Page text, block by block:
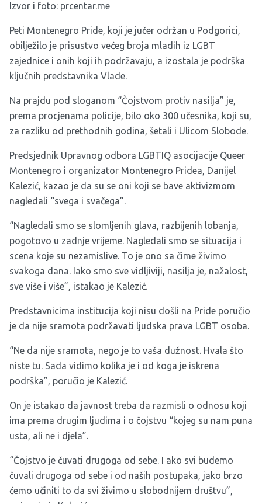
Izvor i foto: prcentar.me
Peti Montenegro Pride, koji je jučer održan u Podgorici,
obilježilo je prisustvo većeg broja mladih iz LGBT
zajednice i onih koji ih podržavaju, a izostala je podrška
ključnih predstavnika Vlade.
Na prajdu pod sloganom “Čojstvom protiv nasilja” je,
prema procjenama policije, bilo oko 300 učesnika, koji su,
za razliku od prethodnih godina, šetali i Ulicom Slobode.
Predsjednik Upravnog odbora LGBTIQ asocijacije Queer
Montenegro i organizator Montenegro Pridea, Danijel
Kalezić, kazao je da su se oni koji se bave aktivizmom
nagledali “svega i svačega”.
“Nagledali smo se slomljenih glava, razbijenih lobanja,
pogotovo u zadnje vrijeme. Nagledali smo se situacija i
scena koje su nezamislive. To je ono sa čime živimo
svakoga dana. Iako smo sve vidljiviji, nasilja je, nažalost,
sve više i više”, istakao je Kalezić.
Predstavnicima institucija koji nisu došli na Pride poručio
je da nije sramota podržavati ljudska prava LGBT osoba.
“Ne da nije sramota, nego je to vaša dužnost. Hvala što
niste tu. Sada vidimo kolika je i od koga je iskrena
podrška”, poručio je Kalezić.
On je istakao da javnost treba da razmisli o odnosu koji
ima prema drugim ljudima i o čojstvu “kojeg su nam puna
usta, ali ne i djela”.
“Čojstvo je čuvati drugoga od sebe. I ako svi budemo
čuvali drugoga od sebe i od naših postupaka, jako brzo
ćemo učiniti to da svi živimo u slobodnijem društvu”,